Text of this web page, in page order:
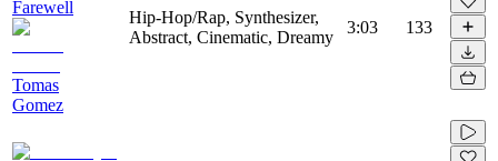
Farewell
Tomas
Gomez
Hip-Hop/Rap, Synthesizer,
Abstract, Cinematic, Dreamy
3:03 133